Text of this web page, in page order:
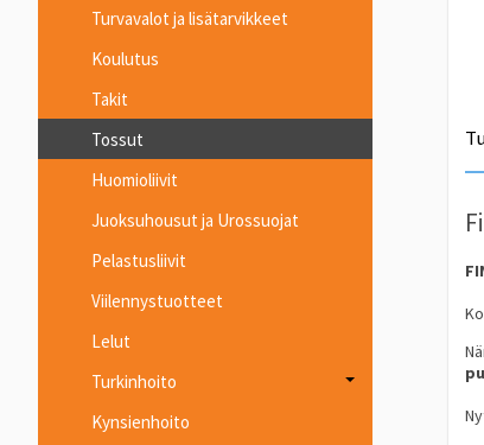
Turvavalot ja lisätarvikkeet
Koulutus
Takit
Tossut
Huomioliivit
Juoksuhousut ja Urossuojat
Pelastusliivit
Viilennystuotteet
Lelut
Turkinhoito
Kynsienhoito